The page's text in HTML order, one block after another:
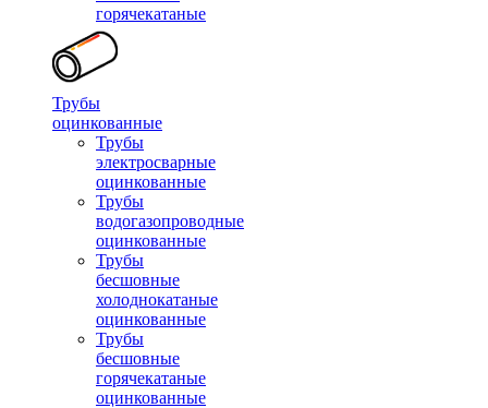
горячекатаные
Трубы
оцинкованные
Трубы
электросварные
оцинкованные
Трубы
водогазопроводные
оцинкованные
Трубы
бесшовные
холоднокатаные
оцинкованные
Трубы
бесшовные
горячекатаные
оцинкованные